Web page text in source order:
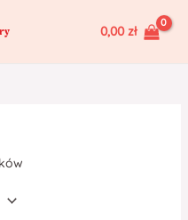
0,00zł